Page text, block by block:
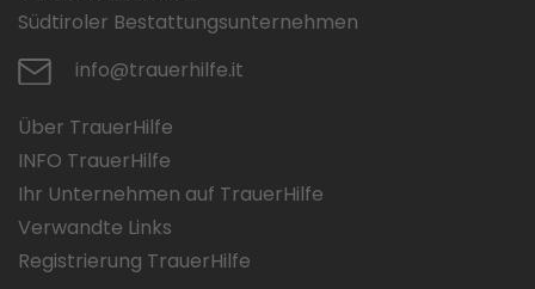
Südtiroler Bestattungsunternehmen
info@trauerhilfe.it
Über TrauerHilfe
INFO TrauerHilfe
Ihr Unternehmen auf TrauerHilfe
Verwandte Links
Registrierung TrauerHilfe